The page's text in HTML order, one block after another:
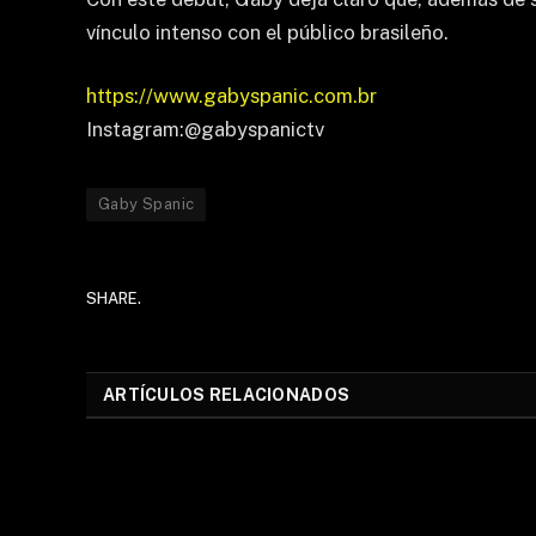
vínculo intenso con el público brasileño.
https://www.gabyspanic.com.br
Instagram:@gabyspanictv
Gaby Spanic
SHARE.
ARTÍCULOS RELACIONADOS